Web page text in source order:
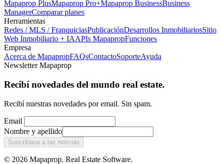
Mapaprop PlusMapaprop Pro+Mapaprop BusinessBusiness
ManagerComparar planes
Herramientas
Redes / MLS / FranquiciasPublicaciónDesarrollos InmobiliariosSitio
Web Inmobiliario + IAAPIs MapapropFunciones
Empresa
Acerca de MapapropFAQsContactoSoporteAyuda
Newsletter Mapaprop
Recibí novedades del mundo real estate.
Recibí nuestras novedades por email. Sin spam.
Email
Nombre y apellido
Suscribase a las noticias
© 2026 Mapaprop. Real Estate Software.